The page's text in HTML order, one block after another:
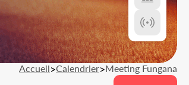
Accueil>Calendrier>Meeting Fungana